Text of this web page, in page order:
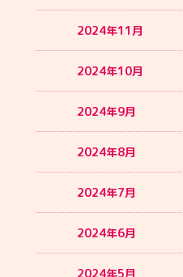
2024年11月
2024年10月
2024年9月
2024年8月
2024年7月
2024年6月
2024年5月